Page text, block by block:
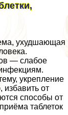
ухудшающая
— слабое
укрепление
избавить от
способы от
таблеток